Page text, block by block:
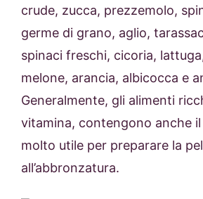
crude, zucca, prezzemolo,
germe di grano, aglio,
spinaci freschi, cicoria,
melone, arancia, albicocca e
Generalmente, gli alimenti
vitamina, contengono anche
molto utile per preparare la
all’abbronzatura.